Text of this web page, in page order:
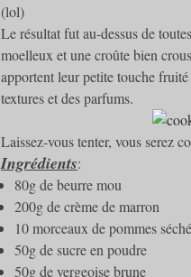
(lol)
Le résultat fut au-dessus de
moelleux et une croûte bien
apportent leur petite touche
textures et des parfums.
Laissez-vous tenter, vous serez
Ingrédients:
80g de beurre mou
200g de crème de marron
10 morceaux de pommes
50g de sucre en poudre
50g de vergeoise brune